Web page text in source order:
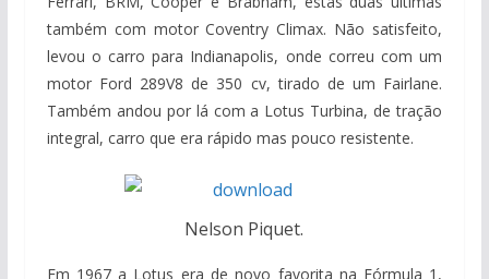
também com motor Coventry Climax. Não satisfeito,
levou o carro para Indianapolis, onde correu com um
motor Ford 289V8 de 350 cv, tirado de um Fairlane.
Também andou por lá com a Lotus Turbina, de tração
integral, carro que era rápido mas pouco resistente.
Nelson Piquet.
Em 1967 a Lotus era de novo favorita na Fórmula 1,